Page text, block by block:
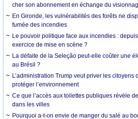
cher son abonnement en échange du
En Gironde, les vulnérabilités des forêts ne
fumée des incendies
Le pouvoir politique face aux incendies :
exercice de mise en scène ?
La défaite de la Seleção peut-elle coûter une
au Brésil ?
L’administration Trump veut priver les citoyens
protéger l’environnement
Ce que l’accès aux toilettes publiques révèle
dans les villes
Pourquoi a-t-on envie de manger du salé au